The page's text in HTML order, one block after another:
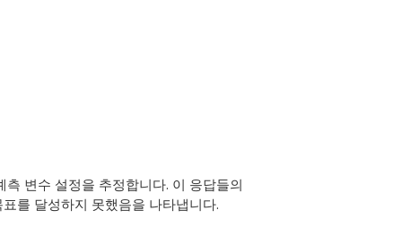
변수 설정을 추정합니다. 이 응답들의
를 달성하지 못했음을 나타냅니다.